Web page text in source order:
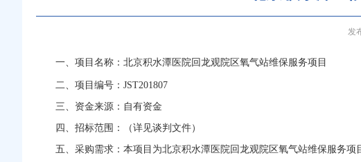
发
一、项目名称： 北京积水潭医院回龙观院区氧气站维保服务项目
二、项目编号： JST201807
三、资金来源：自有资金
四、招标范围：（详见谈判文件）
五、采购需求 ：本项目为北京积水潭医院回龙观院区氧气站维保服务项